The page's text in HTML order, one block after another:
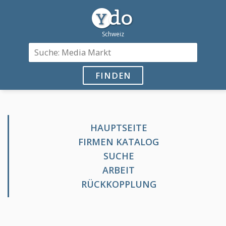
FINDEN
HAUPTSEITE
FIRMEN KATALOG
SUCHE
ARBEIT
RÜCKKOPPLUNG